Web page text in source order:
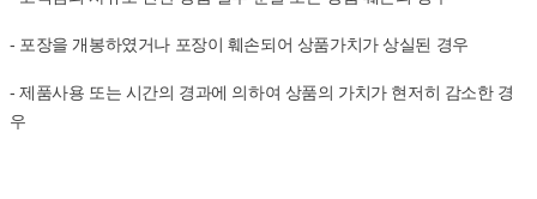
- 포장을 개봉하였거나 포장이 훼손되어 상품가치가 상실된 경우
- 제품사용 또는 시간의 경과에 의하여 상품의 가치가 현저히 감소한 경
우